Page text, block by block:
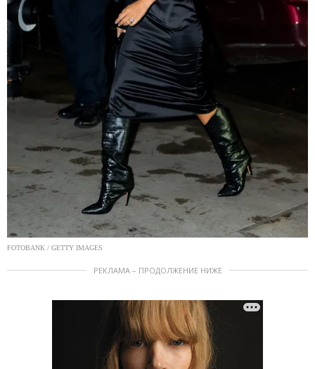
FOTOBANK / GETTY IMAGES
РЕКЛАМА – ПРОДОЛЖЕНИЕ НИЖЕ